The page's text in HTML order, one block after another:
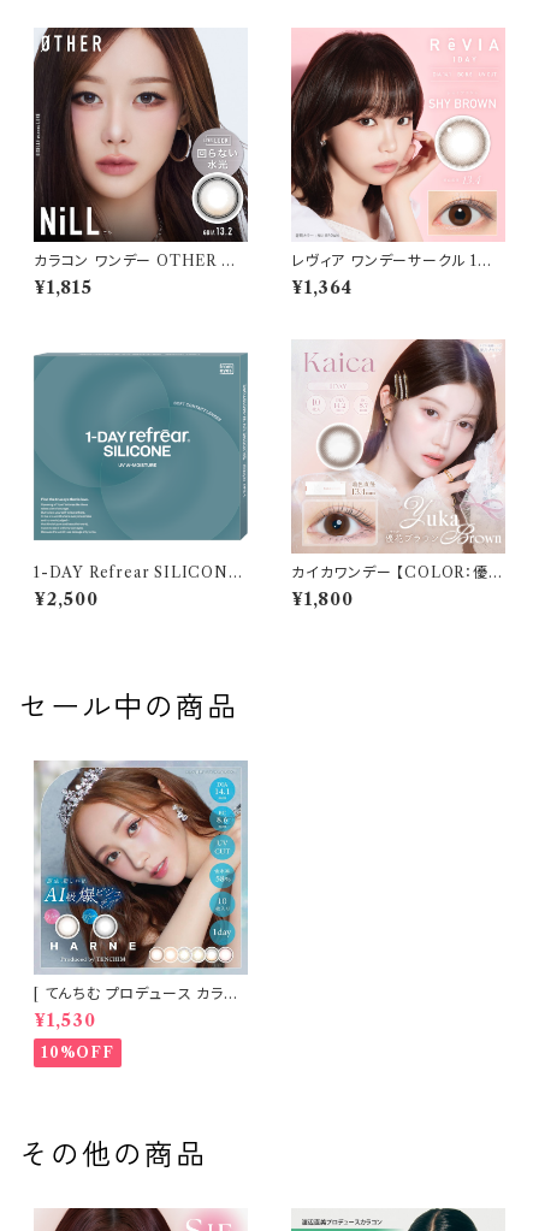
レンズ
ンタクトレンズ
カラコン ワンデー OTHER ア
ザー 【COLOR：NiLL - ニル
(ブラウン)】NEWデビュー 1day
度あり 度なし 水光レンズ 固定
¥1,815
レヴィア ワンデーサークル 1箱1
0枚入 【COLOR：シャイブラウ
ン】14.1mm ReVIA 1day CIR
¥1,364
1-DAY Refrear SILICONE
UV W-Moisture （ワンデーリ
フレア シリコーン ユーブイ ダブ
¥2,500
カイカワンデー 【COLOR：優花
ブラウン】 1箱10枚 14.2mm 度
なし 度あり 中野恵那 カラコン
¥1,800
セール中の商品
[ てんちむ プロデュース カラコ
ン ] HARNE (ハルネ) ワンデー
1day 10枚入り （当日発送） 1da
y
¥1,530
10%OFF
その他の商品